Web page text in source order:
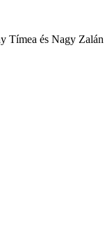
Tímea és Nagy